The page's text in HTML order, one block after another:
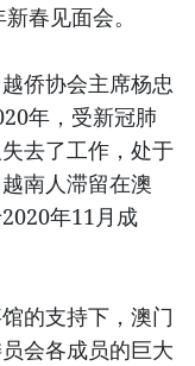
春见面会。
侨协会主席杨忠
年，受新冠肺
去了工作，处于
南人滞留在澳
年11月成
的支持下，澳门
会各成员的巨大